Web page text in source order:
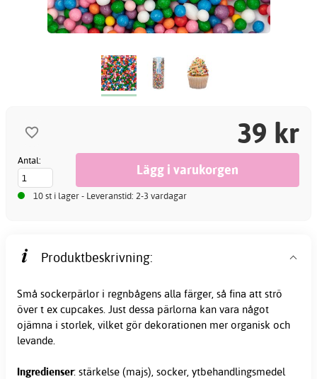
39 kr
Antal:
10 st i lager - Leveranstid: 2-3 vardagar
Produktbeskrivning:
Små sockerpärlor i regnbågens alla färger, så fina att strö
över t ex cupcakes. Just dessa pärlorna kan vara något
ojämna i storlek, vilket gör dekorationen mer organisk och
levande.
Ingredienser: stärkelse (majs), socker, ytbehandlingsmedel